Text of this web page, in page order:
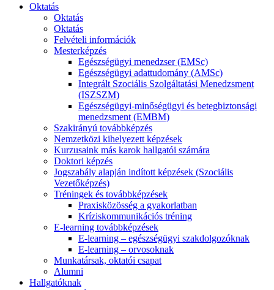
Oktatás
Oktatás
Oktatás
Felvételi információk
Mesterképzés
Egészségügyi menedzser (EMSc)
Egészségügyi adattudomány (AMSc)
Integrált Szociális Szolgáltatási Menedzsment
(ISZSZM)
Egészségügyi-minőségügyi és betegbiztonsági
menedzsment (EMBM)
Szakirányú továbbképzés
Nemzetközi kihelyezett képzések
Kurzusaink más karok hallgatói számára
Doktori képzés
Jogszabály alapján indított képzések (Szociális
Vezetőképzés)
Tréningek és továbbképzések
Praxisközösség a gyakorlatban
Kríziskommunikációs tréning
E-learning továbbképzések
E-learning – egészségügyi szakdolgozóknak
E-learning – orvosoknak
Munkatársak, oktatói csapat
Alumni
Hallgatóknak